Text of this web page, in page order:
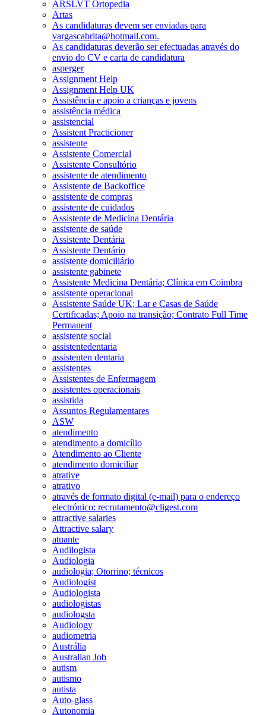
ARSLVT Ortopedia
Artas
As candidaturas devem ser enviadas para
vargascabrita@hotmail.com.
As candidaturas deverão ser efectuadas através do
envio do CV e carta de candidatura
asperger
Assignment Help
Assignment Help UK
Assistência e apoio a crianças e jovens
assistência médica
assistencial
Assistent Practicioner
assistente
Assistente Comercial
Assistente Consultório
assistente de atendimento
Assistente de Backoffice
assistente de compras
assistente de cuidados
Assistente de Medicina Dentária
assistente de saúde
Assistente Dentária
Assistente Dentário
assistente domiciliário
assistente gabinete
Assistente Medicina Dentária; Clínica em Coimbra
assistente operacional
Assistente Saúde UK; Lar e Casas de Saúde
Certificadas; Apoio na transição; Contrato Full Time
Permanent
assistente social
assistentedentaria
assistenten dentaria
assistentes
Assistentes de Enfermagem
assistentes operacionais
assistida
Assuntos Regulamentares
ASW
atendimento
atendimento a domicílio
Atendimento ao Cliente
atendimento domiciliar
atrative
atrativo
através de formato digital (e-mail) para o endereço
electrónico: recrutamento@cligest.com
attractive salaries
Attractive salary
atuante
Audilogista
Audiologia
audiologia; Otorrino; técnicos
Audiologist
Audiologista
audiologistas
audiologsta
Audiology
audiometria
Austrália
Australian Job
autism
autismo
autista
Auto-glass
Autonomia